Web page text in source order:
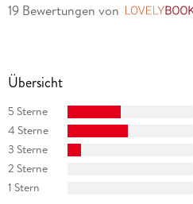
19 Bewertungen von
Übersicht
5 Sterne
4 Sterne
3 Sterne
2 Sterne
1 Stern